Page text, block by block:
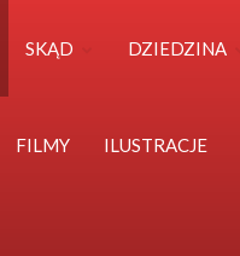
SKĄD DZIEDZINA
FILMY ILUSTRACJE